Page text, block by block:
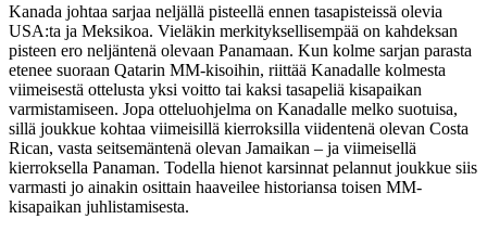
Kanada johtaa sarjaa neljällä pisteellä ennen tasapisteissä olevia
USA:ta ja Meksikoa. Vieläkin merkityksellisempää on kahdeksan
pisteen ero neljäntenä olevaan Panamaan. Kun kolme sarjan parasta
etenee suoraan Qatarin MM-kisoihin, riittää Kanadalle kolmesta
viimeisestä ottelusta yksi voitto tai kaksi tasapeliä kisapaikan
varmistamiseen. Jopa otteluohjelma on Kanadalle melko suotuisa,
sillä joukkue kohtaa viimeisillä kierroksilla viidentenä olevan Costa
Rican, vasta seitsemäntenä olevan Jamaikan – ja viimeisellä
kierroksella Panaman. Todella hienot karsinnat pelannut joukkue siis
varmasti jo ainakin osittain haaveilee historiansa toisen MM-
kisapaikan juhlistamisesta.